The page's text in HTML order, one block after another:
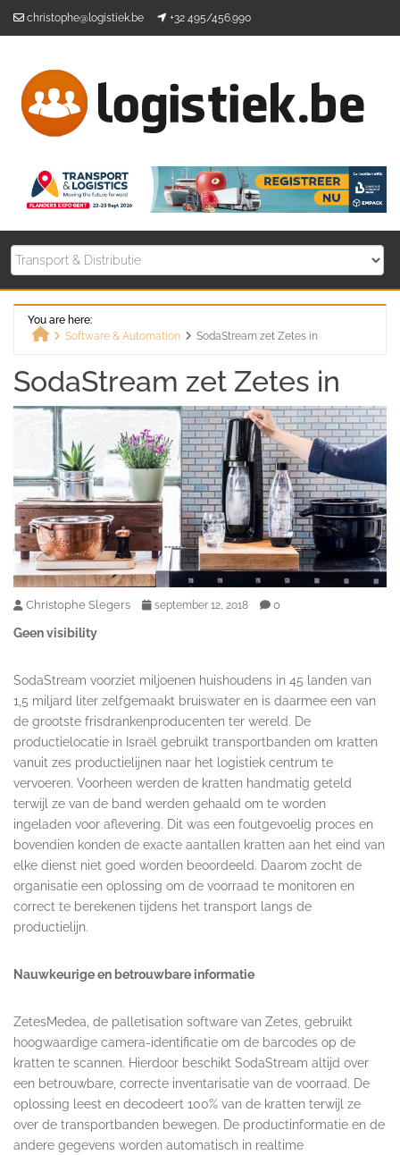
christophe@logistiek.be +32 495/456.990
You are here:
Software & Automation SodaStream zet Zetes in
SodaStream zet Zetes in
Christophe Slegers september 12, 2018 0
Geen visibility
SodaStream voorziet miljoenen huishoudens in 45 landen van
1,5 miljard liter zelfgemaakt bruiswater en is daarmee een van
de grootste frisdrankenproducenten ter wereld. De
productielocatie in Israël gebruikt transportbanden om kratten
vanuit zes productielijnen naar het logistiek centrum te
vervoeren. Voorheen werden de kratten handmatig geteld
terwijl ze van de band werden gehaald om te worden
ingeladen voor aflevering. Dit was een foutgevoelig proces en
bovendien konden de exacte aantallen kratten aan het eind van
elke dienst niet goed worden beoordeeld. Daarom zocht de
organisatie een oplossing om de voorraad te monitoren en
correct te berekenen tijdens het transport langs de
productielijn.
Nauwkeurige en betrouwbare informatie
ZetesMedea, de palletisation software van Zetes, gebruikt
hoogwaardige camera-identificatie om de barcodes op de
kratten te scannen. Hierdoor beschikt SodaStream altijd over
een betrouwbare, correcte inventarisatie van de voorraad. De
oplossing leest en decodeert 100% van de kratten terwijl ze
over de transportbanden bewegen. De productinformatie en de
andere gegevens worden automatisch in realtime